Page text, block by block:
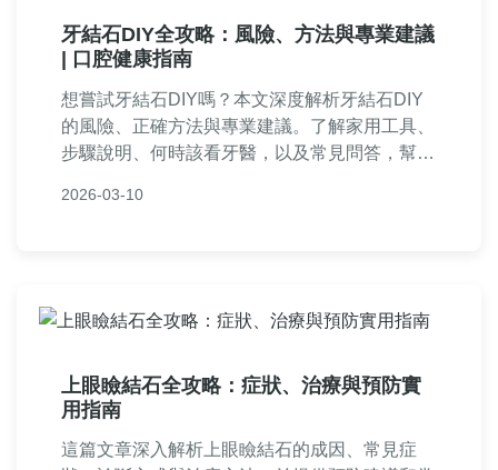
牙結石DIY全攻略：風險、方法與專業建議
| 口腔健康指南
想嘗試牙結石DIY嗎？本文深度解析牙結石DIY
的風險、正確方法與專業建議。了解家用工具、
步驟說明、何時該看牙醫，以及常見問答，幫助
DIY工具比較、專業洗牙優點，實用性強，適合
2026-03-10
上眼瞼結石全攻略：症狀、治療與預防實
用指南
這篇文章深入解析上眼瞼結石的成因、常見症